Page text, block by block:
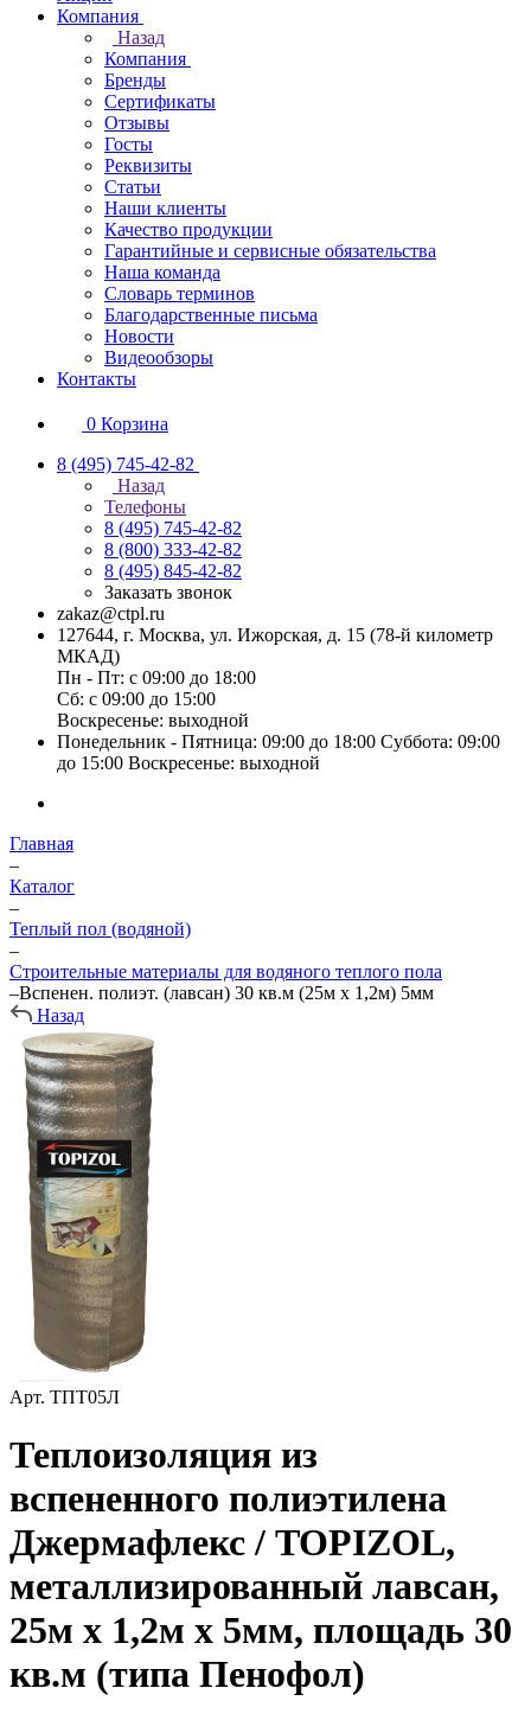
Компания
Назад
Компания
Бренды
Сертификаты
Отзывы
Госты
Реквизиты
Статьи
Наши клиенты
Качество продукции
Гарантийные и сервисные обязательства
Наша команда
Словарь терминов
Благодарственные письма
Новости
Видеообзоры
Контакты
0 Корзина
8 (495) 745-42-82
Назад
Телефоны
8 (495) 745-42-82
8 (800) 333-42-82
8 (495) 845-42-82
Заказать звонок
zakaz@ctpl.ru
127644, г. Москва, ул. Ижорская, д. 15 (78-й километр
МКАД)
Пн - Пт: с 09:00 до 18:00
Сб: с 09:00 до 15:00
Воскресенье: выходной
Понедельник - Пятница: 09:00 до 18:00 Суббота: 09:00
до 15:00 Воскресенье: выходной
Главная
–
Каталог
–
Теплый пол (водяной)
–
Строительные материалы для водяного теплого пола
–Вспенен. полиэт. (лавсан) 30 кв.м (25м х 1,2м) 5мм
Назад
Арт. ТПТ05Л
Теплоизоляция из
вспененного полиэтилена
Джермафлекс / TOPIZOL,
металлизированный лавсан,
25м х 1,2м х 5мм, площадь 30
кв.м (типа Пенофол)